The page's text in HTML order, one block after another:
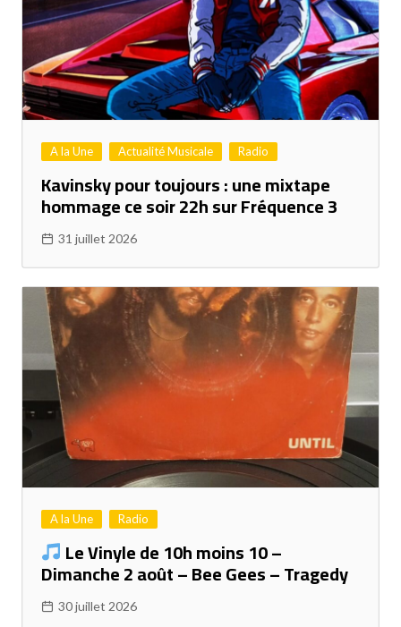
A la Une Actualité Musicale Radio
Kavinsky pour toujours : une mixtape
hommage ce soir 22h sur Fréquence 3
31 juillet 2026
A la Une Radio
Le Vinyle de 10h moins 10 –
Dimanche 2 août – Bee Gees – Tragedy
30 juillet 2026